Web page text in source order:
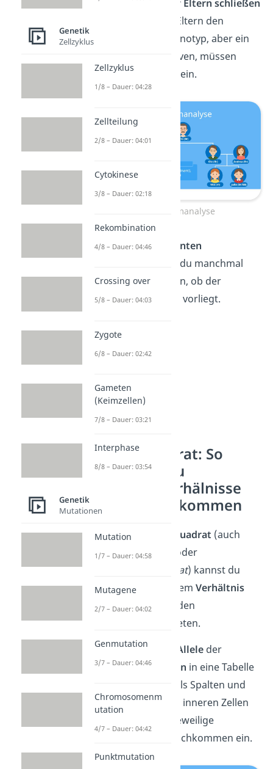
Auf Genotyp der Eltern schließen
— Haben beide Eltern den
dominanten Phänotyp, aber ein
Kind den rezessiven, müssen
beide Eltern
sein.
Stammbaumanalyse
Wichtig:Beidominanten
kannst du manchmal
nicht ganz sicher sein, ob der
GenotypAA oder Aa vorliegt.
Punett-Quadrat: So
bestimmst du
Phänotyp-Verhälnisse
bei den Nachkommen
Mit einem Punnet-Quadrat (auch
Kreuzungsquadrat
oder
Kombinationsquadrat) kannst du
bestimmen in welchemVerhältnis
die Phänotypen bei den
auftreten.
Dafür trägst du die
Allele der
Genotypen der
Eltern in eine Tabelle
ein — ein Elternteil als Spalten und
eins als Zeilen. In die inneren Zellen
trägst du dann die jeweilige
der Nachkommen ein.
Genetik
Zellzyklus
Zellzyklus
1/8 – Dauer: 04:28
Zellteilung
2/8 – Dauer: 04:01
Cytokinese
3/8 – Dauer: 02:18
Rekombination
4/8 – Dauer: 04:46
Crossing over
5/8 – Dauer: 04:03
Zygote
6/8 – Dauer: 02:42
Gameten
(Keimzellen)
7/8 – Dauer: 03:21
Interphase
8/8 – Dauer: 03:54
Genetik
Mutationen
Mutation
1/7 – Dauer: 04:58
Mutagene
2/7 – Dauer: 04:02
Genmutation
3/7 – Dauer: 04:46
Chromosomenm
utation
4/7 – Dauer: 04:42
Punktmutation